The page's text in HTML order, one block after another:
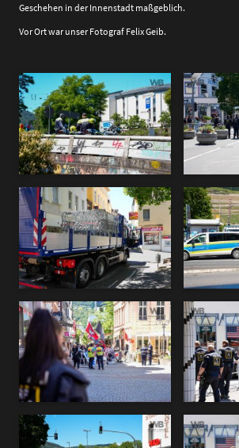
Geschehen in der Innenstadt maßgeblich.
Vor Ort war unser Fotograf Felix Geib.